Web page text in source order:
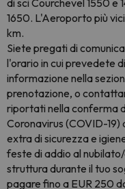
di sci Courchevel 1550 e
1650. L'Aeroporto più
km.
Siete pregati di
l'orario in cui prevedete
informazione nella
prenotazione, o
riportati nella conferma
Coronavirus (COVID-
extra di sicurezza e
feste di addio al
struttura durante il tuo
pagare fino a EUR 250